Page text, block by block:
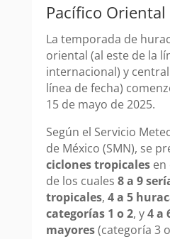
Pacífico
La temporada de
oriental (al este de la
internacional) y
línea de fecha)
15 de mayo de 2025.
Según el Servicio
de México (SMN), se
ciclones tropicalesen
de los cuales 8 a 9
tropicales, 4 a 5
categorías 1 o 2, y4 a
mayores(categoría 3